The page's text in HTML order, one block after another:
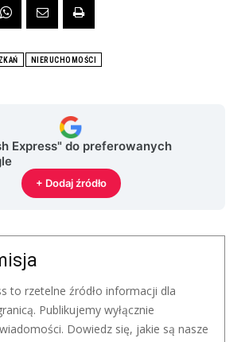
NIERUCHOMOŚCI
Express" do preferowanych
+ Dodaj źródło
to rzetelne źródło informacji dla
Publikujemy wyłącznie
Dowiedz się, jakie są nasze